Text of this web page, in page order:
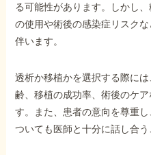
る可能性があります。しかし
の使用や術後の感染症リスク
伴います。
透析か移植かを選択する際に
齢、移植の成功率、術後のケ
す。また、患者の意向を尊重
ついても医師と十分に話し合う